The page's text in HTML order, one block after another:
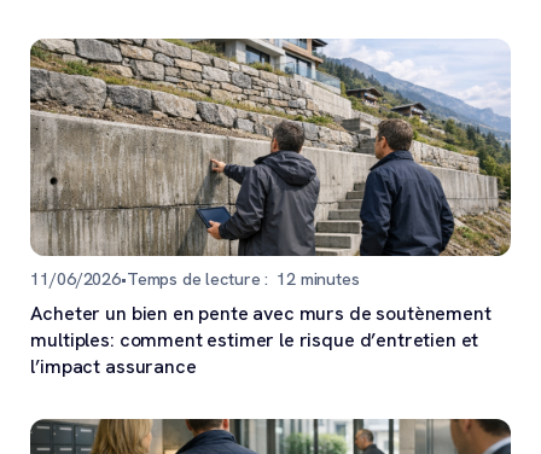
11/06/2026•Temps de lecture : 12minutes
Acheter un bien en pente avec murs de soutènement
multiples: comment estimer le risque d’entretien et
l’impact assurance